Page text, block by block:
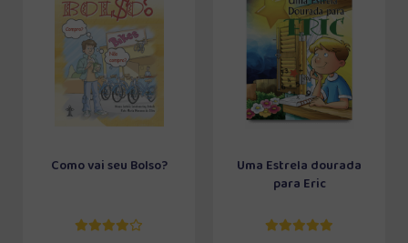
Como vai seu Bolso?
Uma Estrela dourada
para Eric